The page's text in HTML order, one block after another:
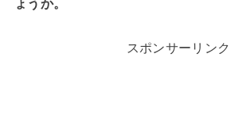
ょうか。
スポンサーリンク